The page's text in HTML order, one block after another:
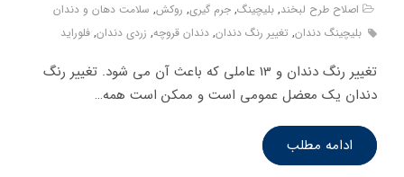
اصلاح طرح لبخند, بلیچینگ, جرم گیری, روکش, سلامت دهان و دندان
بلیچینگ دندان, تغییر رنگ دندان, دندان قروچه, زردی دندان, فلوراید
تغییر رنگ دندان و 13 عاملی که باعث آن می شود. تغییر رنگ
دندان یک معضل عمومی است و ممکن است همه…
ادامه مطلب